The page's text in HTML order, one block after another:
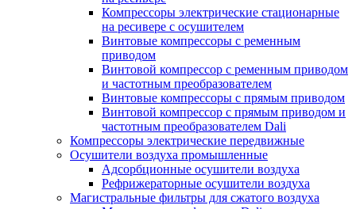
Компрессоры электрические стационарные
на ресивере с осушителем
Винтовые компрессоры с ременным
приводом
Винтовой компрессор с ременным приводом
и частотным преобразователем
Винтовые компрессоры с прямым приводом
Винтовой компрессор с прямым приводом и
частотным преобразователем Dali
Компрессоры электрические передвижные
Осушители воздуха промышленные
Адсорбционные осушители воздуха
Рефрижераторные осушители воздуха
Магистральные фильтры для сжатого воздуха